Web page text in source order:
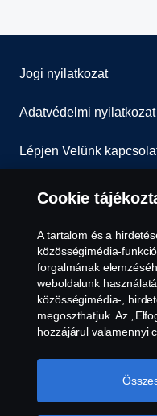
Jogi nyilatkozat
Adatvédelmi nyilatkozat
Lépjen Velünk
Általános Szerződési
Visszaélés-bejelentés
Süti szabályzat
Cookie tájékoztató
Cookie
A tartalom és a
közösségimédia-
forgalmának
weboldalunk
közösségimédia-,
megoszthatjuk. Az
hozzájárul valamennyi
megtudni arról, hogyan
látogasson el cookie-